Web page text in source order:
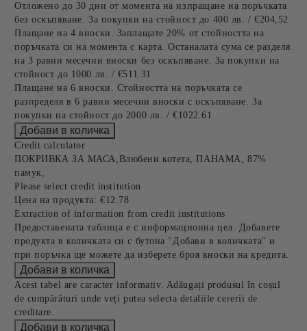
Отложено до 30 дни от момента на изпращане на поръчката
без оскъпяване. За покупки на стойност до 400 лв. / €204,52
Плащане на 4 вноски. Заплащате 20% от стойността на
поръчката си на момента с карта. Останалата сума се разделя
на 3 равни месечни вноски без оскъпяване. За покупки на
стойност до 1000 лв. / €511.31
Плащане на 6 вноски. Стойността на поръчката се
разпределя в 6 равни месечни вноски с оскъпяване. За
покупки на стойност до 2000 лв. / €1022.61
Credit calculator
ПОКРИВКА ЗА МАСА,Влюбени котета, ПАНАМА, 87%
памук,
Please select credit institution
Цена на продукта: €12.78
Extraction of information from credit institutions
Предоставената таблица е с информационна цел. Добавете
продукта в количката си с бутона "Добави в количката" и
при поръчка ще можете да изберете броя вноски на кредита.
Acest tabel are caracter informativ. Adăugați produsul în coșul
de cumpărături unde veți putea selecta detaliile cererii de
creditare.